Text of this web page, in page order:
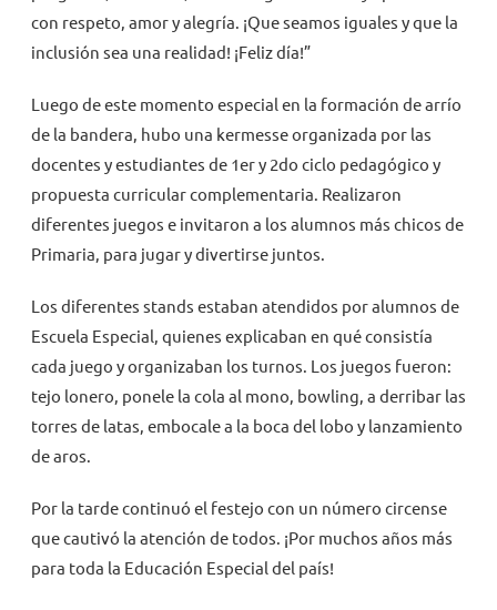
con respeto, amor y alegría. ¡Que seamos iguales y que la
inclusión sea una realidad! ¡Feliz día!”
Luego de este momento especial en la formación de arrío
de la bandera, hubo una kermesse organizada por las
docentes y estudiantes de 1er y 2do ciclo pedagógico y
propuesta curricular complementaria. Realizaron
diferentes juegos e invitaron a los alumnos más chicos de
Primaria, para jugar y divertirse juntos.
Los diferentes stands estaban atendidos por alumnos de
Escuela Especial, quienes explicaban en qué consistía
cada juego y organizaban los turnos. Los juegos fueron:
tejo lonero, ponele la cola al mono, bowling, a derribar las
torres de latas, embocale a la boca del lobo y lanzamiento
de aros.
Por la tarde continuó el festejo con un número circense
que cautivó la atención de todos. ¡Por muchos años más
para toda la Educación Especial del país!